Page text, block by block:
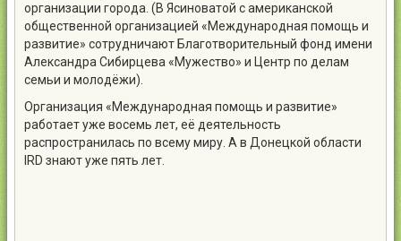
организации города. (В Ясиноватой с американской
общественной организацией «Международная помощь и
развитие» сотрудничают Благотворительный фонд имени
Александра Сибирцева «Мужество» и Центр по делам
семьи и молодёжи).
Организация «Международная помощь и развитие»
работает уже восемь лет, её деятельность
распространилась по всему миру. А в Донецкой области
IRD знают уже пять лет.